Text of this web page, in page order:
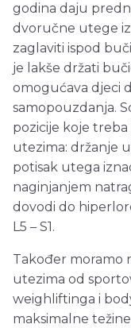
godina daju
dvoručne utege
zaglaviti ispod
je lakše držati
omogućava djeci
samopouzdanja.
pozicije koje
utezima: držanje
potisak utega
naginjanjem
dovodi do
L5 – S1.
Također moramo
utezima od
weighliftinga i
maksimalne